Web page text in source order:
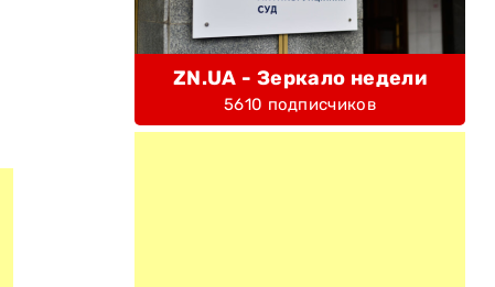
ZN.UA - Зеркало недели
5610 подписчиков